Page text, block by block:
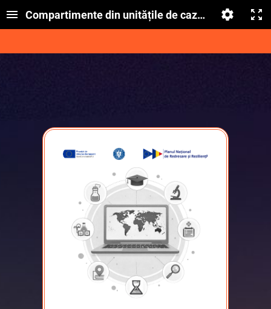
Compartimente din unitățile de cazare